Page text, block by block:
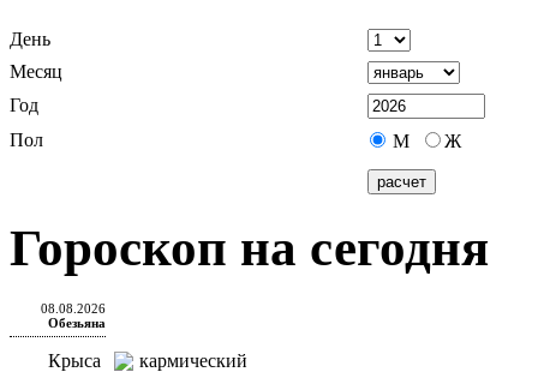
День
Месяц
Год
Пол
М Ж
Гороскоп на сегодня
08.08.2026
Обезьяна
Крыса
кармический